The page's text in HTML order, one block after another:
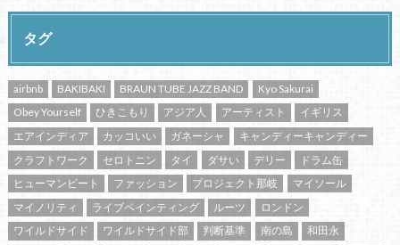
タグ
airbnb BAKIBAKI BRAUN TUBE JAZZ BAND
Kyo Sakurai
Obey Yourself
ひきこもり アジア人 アーティスト
イギリス
エアインディア
カッコいい ガネーシャ
キャンディーキャンディー
クラフトワーク
セロトニン タイ ダサい デリー
ドラム缶
ヒューマンビート
ファッション プロジェクト那岐
マイソール
マイノリティ
ライブペインティング ルーツ
ロンドン
ワイルドサイド
ワイルドサイド部 判断基準 南の島
和田永